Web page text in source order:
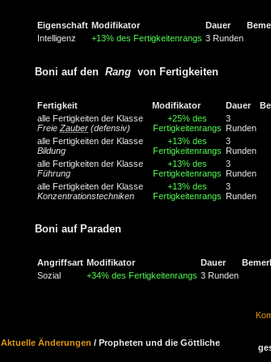
Eigenschaft Modifikator Dauer
Intelligenz
+13% des Fertigkeitenrangs 3 Runden
Boni auf den Rang von Fertigkeiten
Fertigkeit Modifikator Dauer
alle Fertigkeiten der Klasse
Freie Zauber (defensiv)
+25% des
Fertigkeitenrangs
3
Runden
alle Fertigkeiten der Klasse
Bildung
+13% des
Fertigkeitenrangs
3
Runden
alle Fertigkeiten der Klasse
Führung
+13% des
Fertigkeitenrangs
3
Runden
alle Fertigkeiten der Klasse
Konzentrationstechniken
+13% des
Fertigkeitenrangs
3
Runden
Boni auf Paraden
Angriffsart Modifikator Dauer
Sozial
+34% des Fertigkeitenrangs 3 Runden
Aktuelle Änderungen / Propheten und die Göttliche